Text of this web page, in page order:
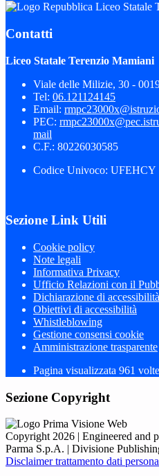
Liceo Statale
Contatti
Liceo Statale Terenzio Mamiani
Viale delle Milizie, 30 -
Tel: 06.121124145
Email:
PEC:
mail
C.F.: 80226030585
Codice Univoco: UFEHCY
Sezione Link Utili
Cookie policy
Note legali
Informativa Privacy
Ufficio Relazioni con il
Dichiarazione di accessibilità
Obiettivi di accessibilità
Whistleblowing
Gestione consensi cookie
Amministrazione trasparente
Pagina visualizzata 961 volte
Sezione Copyright
Copyright 2026 | Engineered and
Parma S.p.A. | Divisione
Disclaimer trattamento dati